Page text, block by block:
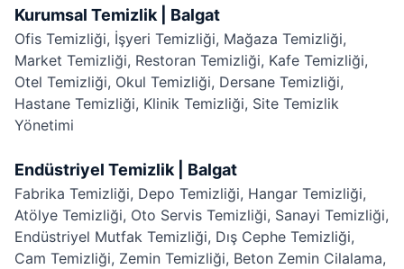
Kurumsal Temizlik | Balgat
Ofis Temizliği, İşyeri Temizliği, Mağaza Temizliği,
Market Temizliği, Restoran Temizliği, Kafe Temizliği,
Otel Temizliği, Okul Temizliği, Dersane Temizliği,
Hastane Temizliği, Klinik Temizliği, Site Temizlik
Yönetimi
Endüstriyel Temizlik | Balgat
Fabrika Temizliği, Depo Temizliği, Hangar Temizliği,
Atölye Temizliği, Oto Servis Temizliği, Sanayi Temizliği,
Endüstriyel Mutfak Temizliği, Dış Cephe Temizliği,
Cam Temizliği, Zemin Temizliği, Beton Zemin Cilalama,